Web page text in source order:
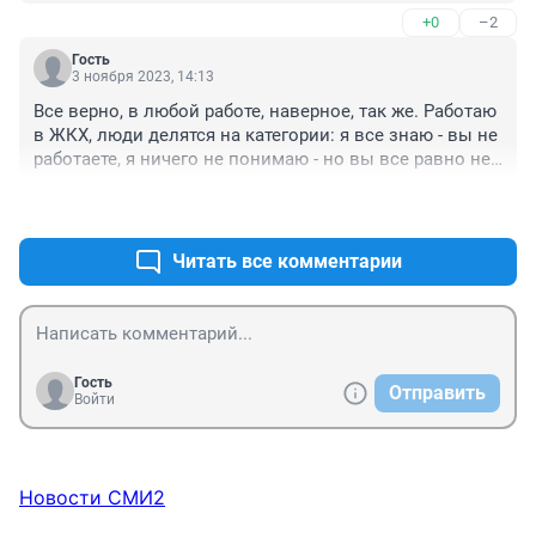
+0 –2
Гость
3 ноября 2023, 14:13
Все верно, в любой работе, наверное, так же. Работаю
в ЖКХ, люди делятся на категории: я все знаю - вы не
работаете, я ничего не понимаю - но вы все равно не
Читать все комментарии
Гость
Войти
Отправить
Новости СМИ2